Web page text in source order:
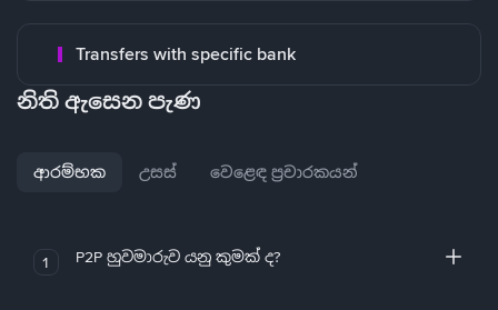
Transfers with specific bank
නිති ඇසෙන පැණ
ආරම්භක උසස් වෙළෙඳ ප්‍රචාරකයන්
1 P2P හුවමාරුව යනු කුමක් ද?